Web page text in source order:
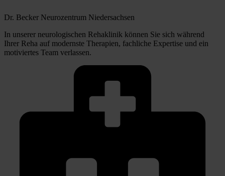
Dr. Becker Neurozentrum Niedersachsen
In unserer neurologischen Rehaklinik können Sie sich während
Ihrer Reha auf modernste Therapien, fachliche Expertise und ein
motiviertes Team verlassen.